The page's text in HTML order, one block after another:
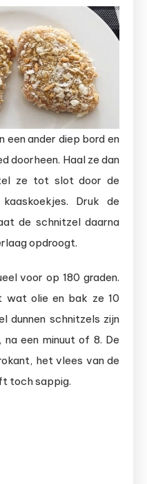
een ander diep bord en
doorheen. Haal ze dan
ze tot slot door de
Druk de
de schnitzel daarna
opdroogt.
voor op 180 graden.
wat olie en bak ze 10
dunnen schnitzels zijn
een minuut of 8. De
het vlees van de
toch sappig.